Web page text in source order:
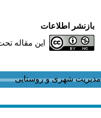
بازنشر اطلاعات
این مقاله